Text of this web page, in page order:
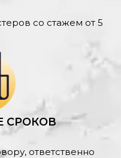
со стажем от 5
СРОКОВ
ответственно